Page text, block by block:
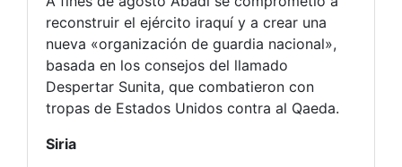
reconstruir el ejército iraquí y a crear una
nueva «organización de guardia nacional»,
basada en los consejos del llamado
Despertar Sunita, que combatieron con
tropas de Estados Unidos contra al Qaeda.
Siria